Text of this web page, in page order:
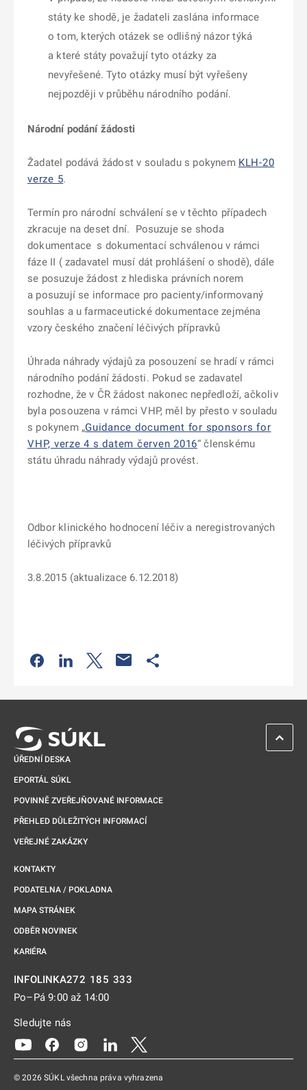
státy ke shodě, je žadateli zaslána informace
o tom, kterých otázek se odlišný názor týká
a které státy považují tyto otázky za
nevyřešené. Tyto otázky musí být vyřešeny
nejpozději v průběhu národního podání.
Národní podání žádosti
Žadatel podává žádost v souladu s pokynem KLH-20
verze 5.
Termín pro národní schválení se v těchto případech
zkracuje na deset dní. Posuzuje se shoda
dokumentace s dokumentací schválenou v rámci
fáze II ( zadavatel musí dát prohlášení o shodě), dále
se posuzuje žádost z hlediska právních norem
a posuzují se informace pro pacienty/informovaný
souhlas a u farmaceutické dokumentace zejména
vzory českého značení léčivých přípravků
Úhrada náhrady výdajů za posouzení se hradí v rámci
národního podání žádosti. Pokud se zadavatel
rozhodne, že v ČR žádost nakonec nepředloží, ačkoliv
byla posouzena v rámci VHP, měl by přesto v souladu
s pokynem „Guidance document for sponsors for
VHP, verze 4 s datem červen 2016“ členskému
státu úhradu náhrady výdajů provést.
Odbor klinického hodnocení léčiv a neregistrovaných
léčivých přípravků
3.8.2015 (aktualizace 6.12.2018)
Odkaz se otevře na nové kartě
Odkaz se otevře na nové kartě
Odkaz se otevře na nové kartě
ÚŘEDNÍ DESKA
EPORTÁL SÚKL
POVINNĚ ZVEŘEJŇOVANÉ INFORMACE
PŘEHLED DŮLEŽITÝCH INFORMACÍ
VEŘEJNÉ ZAKÁZKY
KONTAKTY
PODATELNA / POKLADNA
MAPA STRÁNEK
ODBĚR NOVINEK
KARIÉRA
INFOLINKA272 185 333
Po–Pá 9:00 až 14:00
Sledujte nás
Odkaz se otevře na nové kartě
Odkaz se otevře na nové kartě
Odkaz se otevře na nové kartě
Odkaz se otevře na nové kartě
© 2026 SÚKL všechna práva vyhrazena
ZPĚT